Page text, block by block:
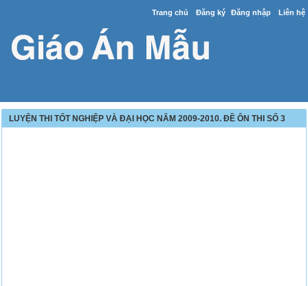
Trang chủ Đăng ký Đăng nhập Liên hệ
LUYỆN THI TỐT NGHIỆP VÀ ĐẠI HỌC NĂM 2009-2010. ĐỀ ÔN THI SỐ 3